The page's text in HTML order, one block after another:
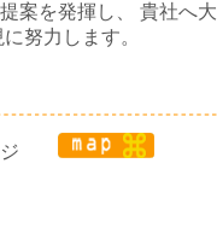
案を発揮し、 貴社へ
努力します。